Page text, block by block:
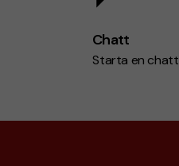
Chatt
Starta en